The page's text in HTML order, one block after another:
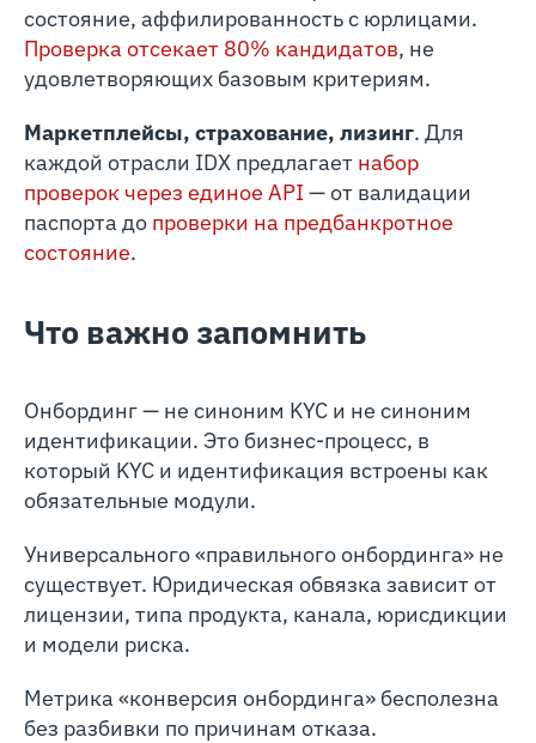
состояние, аффилированность с юрлицами.
Проверка отсекает 80% кандидатов, не
удовлетворяющих базовым критериям.
Маркетплейсы, страхование, лизинг. Для
каждой отрасли IDX предлагает набор
проверок через единое API— от валидации
паспорта до проверки на предбанкротное
состояние.
Что важно запомнить
Онбординг — не синоним KYC и не синоним
идентификации. Это бизнес-процесс, в
который KYC и идентификация встроены как
обязательные модули.
Универсального «правильного онбординга» не
существует. Юридическая обвязка зависит от
лицензии, типа продукта, канала, юрисдикции
и модели риска.
Метрика «конверсия онбординга» бесполезна
без разбивки по причинам отказа.